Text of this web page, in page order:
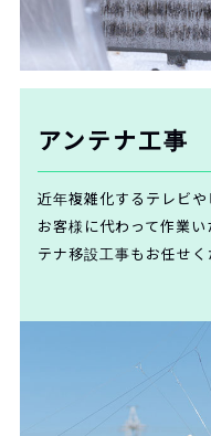
アンテナ工事
近年複雑化するテレビ
お客様に代わって作業
テナ移設工事もお任せく